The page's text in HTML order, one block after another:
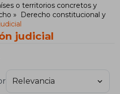
o territorios concretos y
Derecho constitucional y
judicial